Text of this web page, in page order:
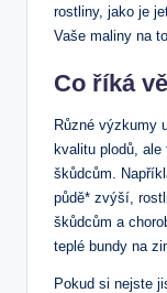
rostliny, jako je
Vaše maliny na
Co říká
Různé výzkumy
kvalitu plodů,
škůdcům.
půdě* zvýší,
škůdcům a
teplé bundy na
Pokud si nejste